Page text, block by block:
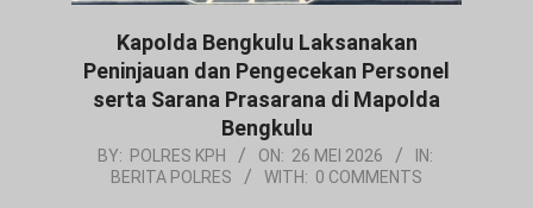
Kapolda Bengkulu Laksanakan
Peninjauan dan Pengecekan Personel
serta Sarana Prasarana di Mapolda
Bengkulu
2026-
BY: POLRES KPH ON: 26 MEI 2026
IN:
BERITA POLRES
WITH: 0 COMMENTS